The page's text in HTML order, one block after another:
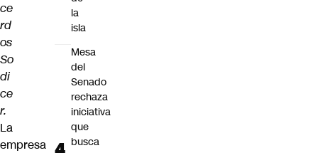
ce
rd
os
So
di
ce
r.
La
empresa
la
isla
Mesa
del
Senado
rechaza
iniciativa
que
busca